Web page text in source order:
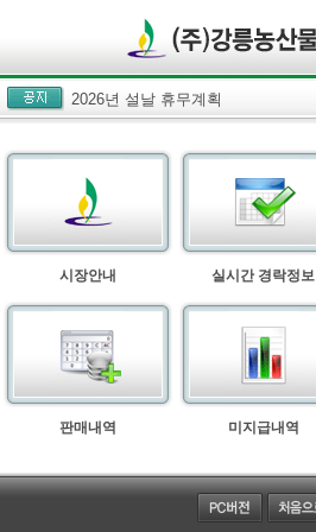
2026년 설날 휴무계획
시장안내 실시간 경락정보
판매내역 미지급내역